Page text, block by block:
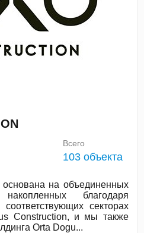
Всего
103 объекта
на объединенных
благодаря
секторах
Construction, и мы также
Orta Dogu...